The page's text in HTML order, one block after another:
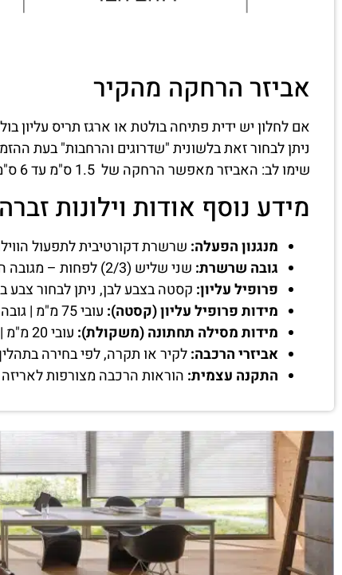
אביזר הרחקה מהקיר
אם לחלון יש ידית פתיחה בולטת או ארגז תריס עליון
ניתן לבחור זאת בלשונית "שדרוגים והרחבות" בעת
שימו לב: האביזר מאפשר הרחקה של 1.5 ס"מ עד 6 ס"מ.
מידע נוסף אודות וילונות זברה
מנגנון הפעלה: שרשרת דקורטיבית לתפעול
גובה שרשרת: שני שליש (2/3) לפחות – מגובה הווילון שיוזמן.
פרופיל עליון: קסטה בצבע לבן, ניתן לבחור
מידות פרופיל עליון (קסטה): עובי 75 מ"מ | גובה 66 מ"מ, קוטר צינור 38 מ"מ.
מידות מסילה תחתונה (משקולת): עובי 20 מ"מ | גובה 44 מ"מ
אביזרי הרכבה:לקיר או תקרה, לפי בחירה
התקנה עצמית: הוראות הרכבה מצורפות